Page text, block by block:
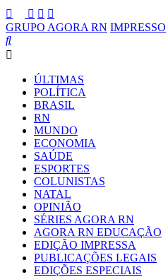
GRUPO AGORA RN IMPRESSO
ÚLTIMAS
POLÍTICA
BRASIL
RN
MUNDO
ECONOMIA
SAÚDE
ESPORTES
COLUNISTAS
NATAL
OPINIÃO
SÉRIES AGORA RN
AGORA RN EDUCAÇÃO
EDIÇÃO IMPRESSA
PUBLICAÇÕES LEGAIS
EDIÇÕES ESPECIAIS